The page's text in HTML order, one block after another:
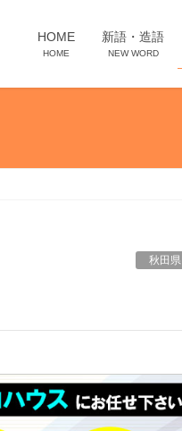
HOME
HOME
新語・造語
NEW WORD
秋田県